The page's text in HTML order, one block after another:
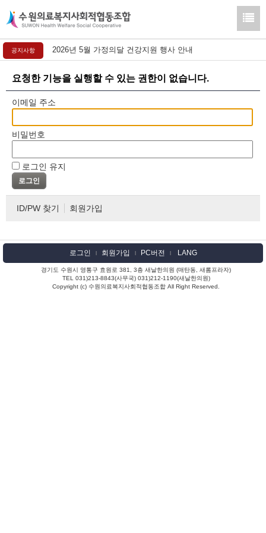
공지사항 2026년 5월 가정의달 건강지원 행사 안내
요청한 기능을 실행할 수 있는 권한이 없습니다.
이메일 주소
비밀번호
로그인 유지
ID/PW 찾기 회원가입
로그인 l 회원가입 l PC버전 l LANG
경기도 수원시 영통구 효원로 381, 3층 새날한의원 (매탄동, 새롬프라자)
TEL 031)213-8843(사무국) 031)212-1190(새날한의원)
Copyright (c) 수원의료복지사회적협동조합 All Right Reserved.